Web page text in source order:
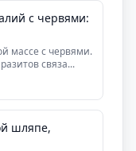
с червями:
массе с червями.
связа...
шляпе,